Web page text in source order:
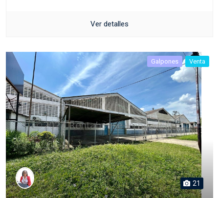
Ver detalles
Galpones Venta
21